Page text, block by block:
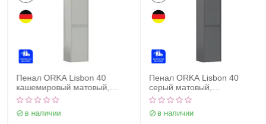
Пенал ORKA Lisbon 40
кашемировый матовый,
универсальный
в наличии
Пенал ORKA Lisbon 40
серый матовый,
универсальный
в наличии